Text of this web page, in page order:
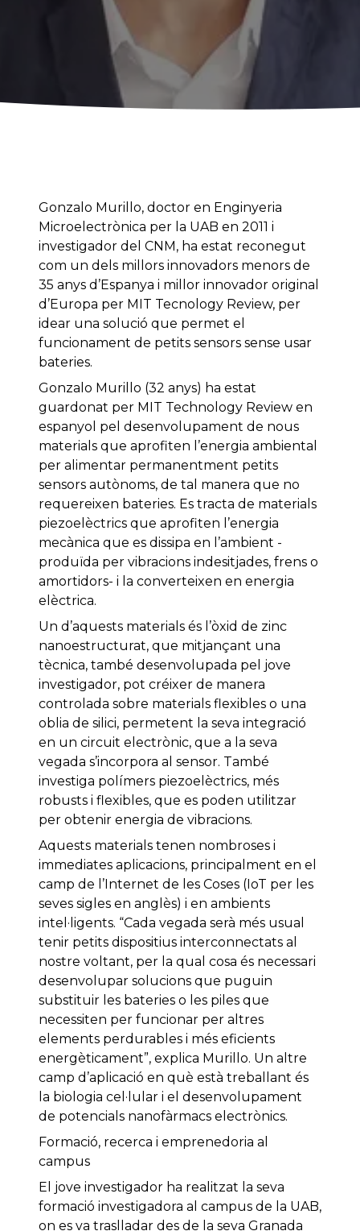
Gonzalo Murillo, doctor en Enginyeria
Microelectrònica per la UAB en 2011 i
investigador del CNM, ha estat reconegut
com un dels millors innovadors menors de
35 anys d’Espanya i millor innovador original
d’Europa per MIT Tecnology Review, per
idear una solució que permet el
funcionament de petits sensors sense usar
bateries.
Gonzalo Murillo (32 anys) ha estat
guardonat per MIT Technology Review en
espanyol pel desenvolupament de nous
materials que aprofiten l’energia ambiental
per alimentar permanentment petits
sensors autònoms, de tal manera que no
requereixen bateries. Es tracta de materials
piezoelèctrics que aprofiten l’energia
mecànica que es dissipa en l’ambient -
produïda per vibracions indesitjades, frens o
amortidors- i la converteixen en energia
elèctrica.
Un d’aquests materials és l’òxid de zinc
nanoestructurat, que mitjançant una
tècnica, també desenvolupada pel jove
investigador, pot créixer de manera
controlada sobre materials flexibles o una
oblia de silici, permetent la seva integració
en un circuit electrònic, que a la seva
vegada s’incorpora al sensor. També
investiga polímers piezoelèctrics, més
robusts i flexibles, que es poden utilitzar
per obtenir energia de vibracions.
Aquests materials tenen nombroses i
immediates aplicacions, principalment en el
camp de l’Internet de les Coses (IoT per les
seves sigles en anglès) i en ambients
intel·ligents. “Cada vegada serà més usual
tenir petits dispositius interconnectats al
nostre voltant, per la qual cosa és necessari
desenvolupar solucions que puguin
substituir les bateries o les piles que
necessiten per funcionar per altres
elements perdurables i més eficients
energèticament”, explica Murillo. Un altre
camp d’aplicació en què està treballant és
la biologia cel·lular i el desenvolupament
de potencials nanofàrmacs electrònics.
Formació, recerca i emprenedoria al
campus
El jove investigador ha realitzat la seva
formació investigadora al campus de la UAB,
on es va traslladar des de la seva Granada